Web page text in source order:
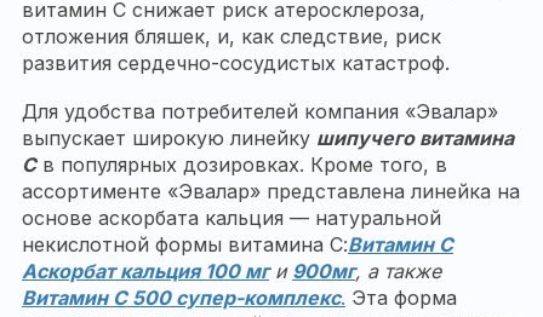
витамин С снижает риск атеросклероза,
отложения бляшек, и, как следствие, риск
развития сердечно-сосудистых катастроф.
Для удобства потребителей компания «Эвалар»
выпускает широкую линейку шипучего витамина
Св популярных дозировках. Кроме того, в
ассортименте «Эвалар» представлена линейка на
основе аскорбата кальция — натуральной
некислотной формы витамина С:Витамин С
Аскорбат кальция 100 мги 900мг, а также
Витамин С 500 супер-комплекс. Эта форма